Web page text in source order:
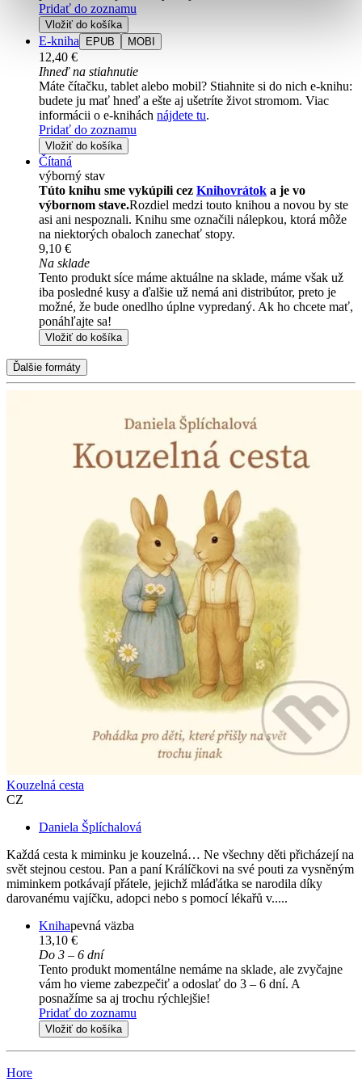
Pridať do zoznamu
Vložiť do košíka
E-kniha EPUB MOBI
12,40 €
Ihneď na stiahnutie
Máte čítačku, tablet alebo mobil? Stiahnite si do nich e-knihu:
budete ju mať hneď a ešte aj ušetríte život stromom. Viac
informácii o e-knihách nájdete tu.
Pridať do zoznamu
Vložiť do košíka
Čítaná
výborný stav
Túto knihu sme vykúpili cez Knihovrátok a je vo
výbornom stave.Rozdiel medzi touto knihou a novou by ste
asi ani nespoznali. Knihu sme označili nálepkou, ktorá môže
na niektorých obaloch zanechať stopy.
9,10 €
Na sklade
Tento produkt síce máme aktuálne na sklade, máme však už
iba posledné kusy a ďalšie už nemá ani distribútor, preto je
možné, že bude onedlho úplne vypredaný. Ak ho chcete mať,
ponáhľajte sa!
Vložiť do košíka
Ďalšie formáty
Kouzelná cesta
CZ
Daniela Šplíchalová
Každá cesta k miminku je kouzelná… Ne všechny děti přicházejí na
svět stejnou cestou. Pan a paní Králíčkovi na své pouti za vysněným
miminkem potkávají přátele, jejichž mláďátka se narodila díky
darovanému vajíčku, adopci nebo s pomocí lékařů v.....
Knihapevná väzba
13,10 €
Do 3 – 6 dní
Tento produkt momentálne nemáme na sklade, ale zvyčajne
vám ho vieme zabezpečiť a odoslať do 3 – 6 dní. A
posnažíme sa aj trochu rýchlejšie!
Pridať do zoznamu
Vložiť do košíka
Hore